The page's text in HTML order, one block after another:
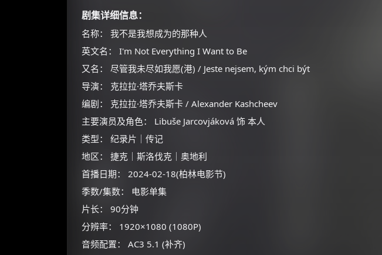
剧集详细信息：
名称： 我不是我想成为的那种人
英文名： I'm Not Everything I Want to Be
又名： 尽管我未尽如我愿(港) / Jeste nejsem, kým chci být
导演： 克拉拉·塔乔夫斯卡
编剧： 克拉拉·塔乔夫斯卡 / Alexander Kashcheev
主要演员及角色： Libuše Jarcovjáková 饰 本人
类型： 纪录片｜传记
地区： 捷克｜斯洛伐克｜奥地利
首播日期： 2024-02-18(柏林电影节)
季数/集数： 电影单集
片长： 90分钟
分辨率： 1920×1080 (1080P)
音频配置： AC3 5.1 (补齐)